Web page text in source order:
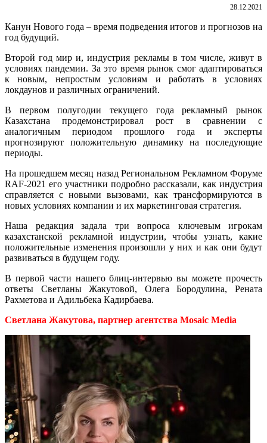
28.12.2021
Канун Нового года – время подведения итогов и прогнозов на
год будущий.
Второй год мир и, индустрия рекламы в том числе, живут в
условиях пандемии. За это время рынок смог адаптироваться
к новым, непростым условиям и работать в условиях
локдаунов и различных ограничений.
В первом полугодии текущего года рекламный рынок
Казахстана продемонстрировал рост в сравнении с
аналогичным периодом прошлого года и эксперты
прогнозируют положительную динамику на последующие
периоды.
На прошедшем месяц назад Региональном Рекламном Форуме
RAF-2021 его участники подробно рассказали, как индустрия
справляется с новыми вызовами, как трансформируются в
новых условиях компании и их маркетинговая стратегия.
Наша редакция задала три вопроса ключевым игрокам
казахстанской рекламной индустрии, чтобы узнать, какие
положительные изменения произошли у них и как они будут
развиваться в будущем году.
В первой части нашего блиц-интервью вы можете прочесть
ответы Светланы Жакутовой, Олега Бородулина, Рената
Рахметова и Адильбека Кадирбаева.
Светлана Жакутова, партнер агентства Mosaic Media